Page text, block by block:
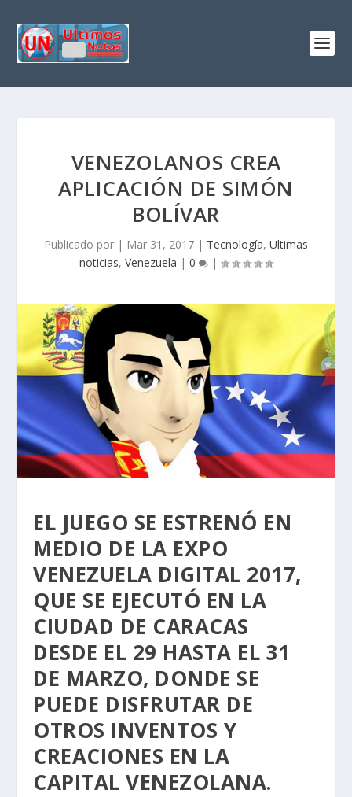
VENEZOLANOS CREA
APLICACIÓN DE SIMÓN
BOLÍVAR
Publicado por | Mar 31, 2017 | Tecnología, Ultimas
noticias, Venezuela | 0 |
EL JUEGO SE ESTRENÓ EN
MEDIO DE LA EXPO
VENEZUELA DIGITAL 2017,
QUE SE EJECUTÓ EN LA
CIUDAD DE CARACAS
DESDE EL 29 HASTA EL 31
DE MARZO, DONDE SE
PUEDE DISFRUTAR DE
OTROS INVENTOS Y
CREACIONES EN LA
CAPITAL VENEZOLANA.